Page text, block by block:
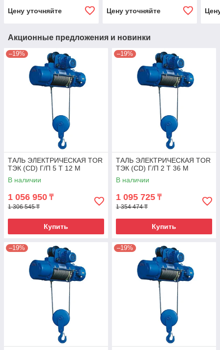
Цену уточняйте Цену уточняйте
Акционные предложения и новинки
–19%
ТАЛЬ ЭЛЕКТРИЧЕСКАЯ TOR
ТЭК (CD) Г/П 5 Т 12 М
В наличии
1 056 950 ₸
1 306 545 ₸
Купить
–19%
ТАЛЬ ЭЛЕКТРИЧЕСКАЯ TOR
ТЭК (CD) Г/П 2 Т 36 М
В наличии
1 095 725 ₸
1 354 474 ₸
Купить
–19% –19%